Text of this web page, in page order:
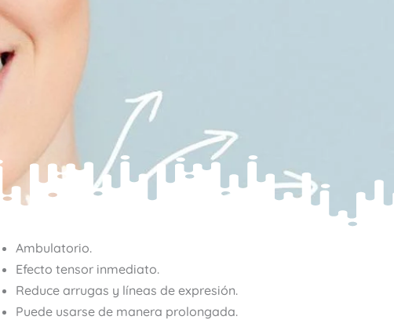
Ambulatorio.
Efecto tensor inmediato.
Reduce arrugas y líneas de expresión.
Puede usarse de manera prolongada.